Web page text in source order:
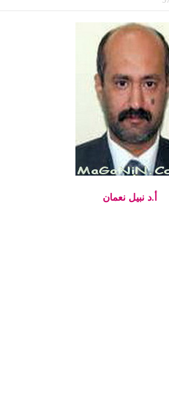
أ.د نبيل نعمان